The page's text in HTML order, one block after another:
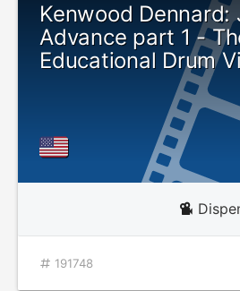
Kenwood Dennard:
Advance part 1 -
Educational Drum
191748